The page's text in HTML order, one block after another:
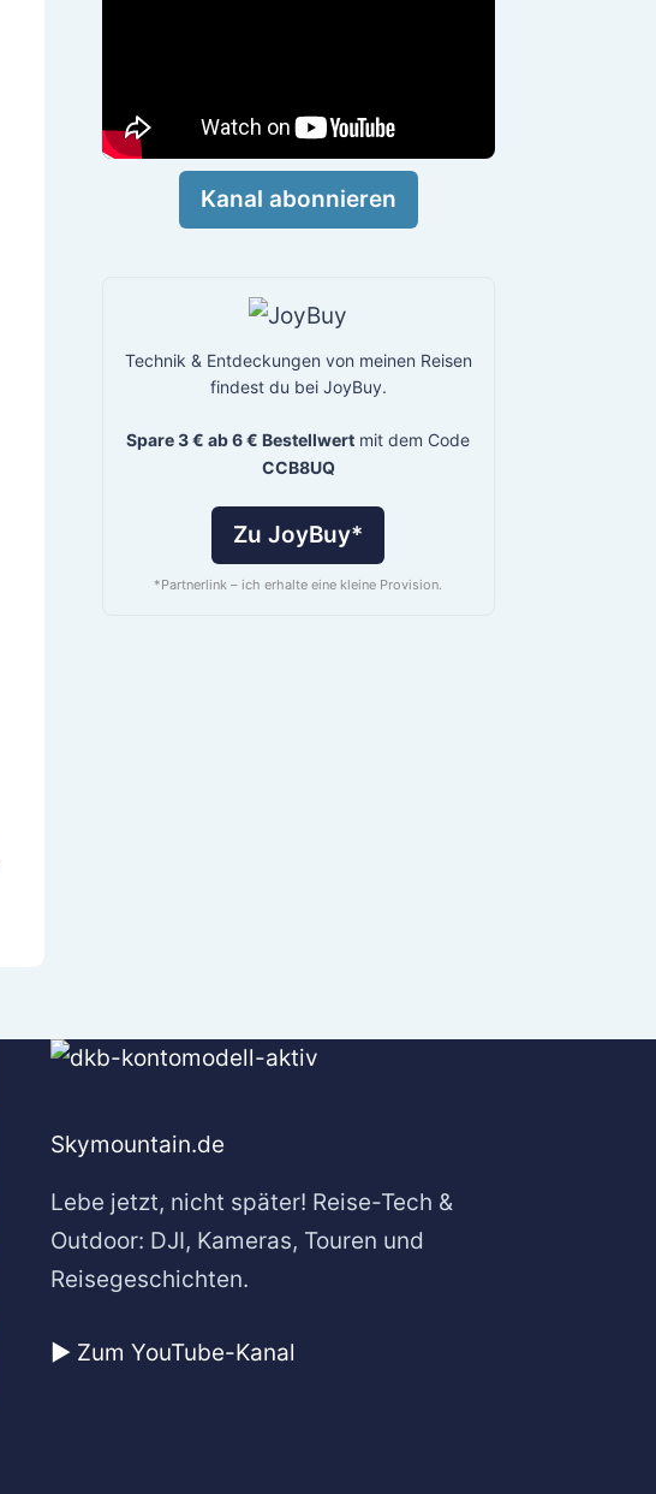
Kanal abonnieren
Technik & Entdeckungen von meinen Reisen
findest du bei JoyBuy.
Spare 3 € ab 6 € Bestellwert mit dem Code
CCB8UQ
Zu JoyBuy*
*Partnerlink – ich erhalte eine kleine Provision.
Skymountain.de
Lebe jetzt, nicht später! Reise-Tech &
Outdoor: DJI, Kameras, Touren und
Reisegeschichten.
▶️ Zum YouTube-Kanal